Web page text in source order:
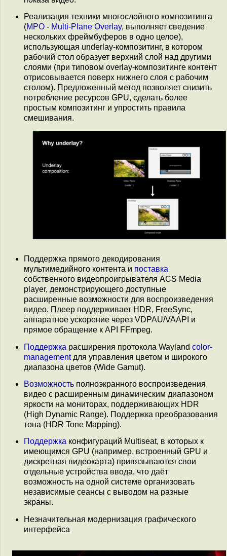
Реализация техники многослойного композитинга
(MPO - Multi-Plane Overlay, выполняет сведение
нескольких фреймбуферов в одно целое),
использующая underlay-композитинг, в котором
рабочий стол образует верхний слой над другими
слоями (при типовом overlay-композитинге контент
отрисовывается поверх нижнего слоя с рабочим
столом). Предложенный метод позволяет снизить
потребление ресурсов GPU, сделать более
простым композитинг и упростить правила
смешивания.
Поддержка прямого декодирования
мультимедийного контента и поставка
собственного видеопроигрывателя ACS Media
player, демонстрирующего доступные
расширенные возможности для воспроизведения
видео. Плеер поддерживает HDR, FreeSync,
аппаратное ускорение через VDPAU/VAAPI и
прямое обращение к API FFmpeg.
Поддержка расширения протокола Wayland color-
managementдля управления цветом и широкого
диапазона цветов (Wide Gamut).
Возможность полноэкранного воспроизведения
видео с расширенным динамическим диапазоном
яркости на мониторах, поддерживающих HDR
(High Dynamic Range). Поддержка преобразования
тона (HDR Tone Mapping).
Поддержка конфигураций Multiseat, в которых к
имеющимся GPU (например, встроенный GPU и
дискретная видеокарта) привязываются свои
отдельные устройства ввода, что даёт
возможность на одной системе организовать
независимые сеансы с выводом на разные
экраны.
Незначительная модернизация графического
интерфейса